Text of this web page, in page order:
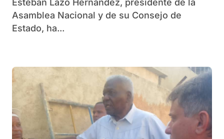
Esteban Lazo Hernández, presidente de la
Asamblea Nacional y de su Consejo de
Estado, ha...